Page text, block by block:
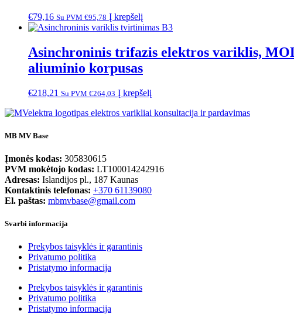
€79,16 Su PVM €95,78 Į krepšelį
Asinchroninis trifazis elektros variklis,
aliuminio korpusas
€218,21 Su PVM €264,03 Į krepšelį
MB MV Base
Įmonės kodas: 305830615
PVM mokėtojo kodas: LT100014242916
Adresas: Islandijos pl., 187 Kaunas
Kontaktinis telefonas: +370 61139080
El. paštas: mbmvbase@gmail.com
Svarbi informacija
Prekybos taisyklės ir garantinis
Privatumo politika
Pristatymo informacija
Prekybos taisyklės ir garantinis
Privatumo politika
Pristatymo informacija